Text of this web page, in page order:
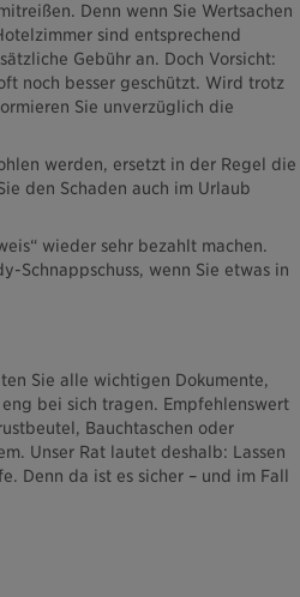
Denn wenn Sie Wertsachen
sind entsprechend
Gebühr an. Doch Vorsicht:
noch besser geschützt. Wird trotz
Sie unverzüglich die
werden, ersetzt in der Regel die
den Schaden auch im Urlaub
wieder sehr bezahlt machen.
Schnappschuss, wenn Sie etwas in
Sie alle wichtigen Dokumente,
bei sich tragen. Empfehlenswert
Bauchtaschen oder
Unser Rat lautet deshalb: Lassen
Denn da ist es sicher – und im Fall